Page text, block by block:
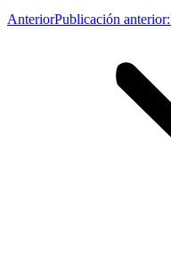
AnteriorPublicación anterior: